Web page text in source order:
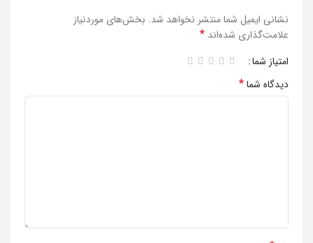
نشانی ایمیل شما منتشر نخواهد شد. بخش‌های موردنیاز
علامت‌گذاری شده‌اند*
امتیاز شما
دیدگاه شما*